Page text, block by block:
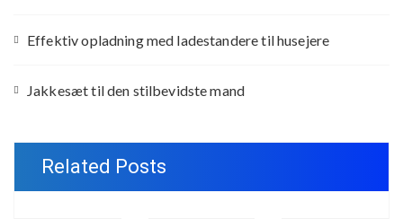
Effektiv opladning med ladestandere til husejere
Jakkesæt til den stilbevidste mand
Related Posts